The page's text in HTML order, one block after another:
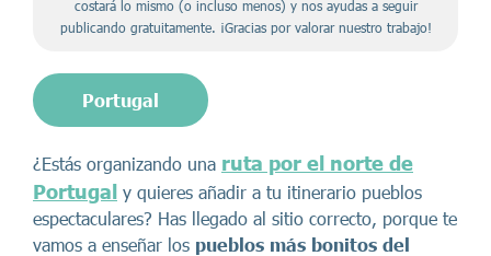
costará lo mismo (o incluso menos) y nos ayudas a seguir
publicando gratuitamente. ¡Gracias por valorar nuestro trabajo!
Portugal
¿Estás organizando una ruta por el norte de
Portugal y quieres añadir a tu itinerario pueblos
espectaculares? Has llegado al sitio correcto, porque te
vamos a enseñar los pueblos más bonitos del